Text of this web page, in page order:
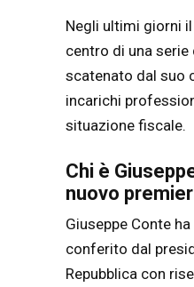
Negli ultimi giorni
centro di una
scatenato dal suo
incarichi
situazione fiscale.
Chi è
nuovo premier
Giuseppe Conte
conferito dal
Repubblica con